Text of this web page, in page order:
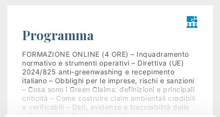
Kit
Programma
FORMAZIONE ONLINE (4 ORE) – Inquadramento
normativo e strumenti operativi – Direttiva (UE)
2024/825 anti-greenwashing e recepimento
italiano – Obblighi per le imprese, rischi e sanzioni
– Cosa sono i Green Claims: definizioni e principali
criticità – Come costruire claim ambientali credibili
e verificabili – Dati, evidenze e tracciabilità delle